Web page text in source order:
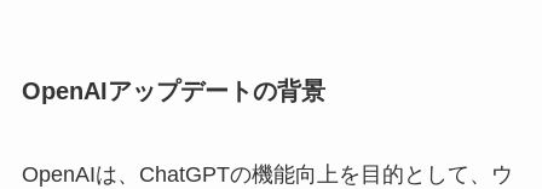
OpenAIアップデートの背景
OpenAIは、ChatGPTの機能向上を目的として、ウ